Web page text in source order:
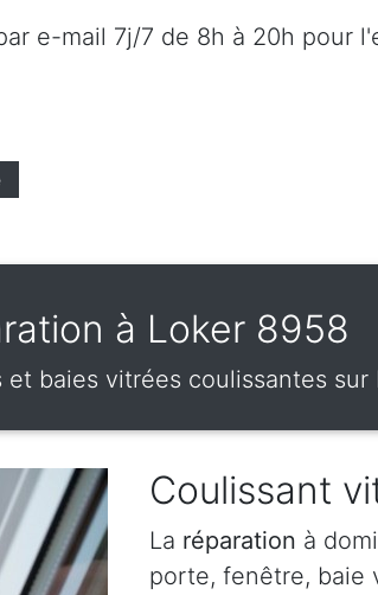
e-mail 7j/7 de 8h à 20h pour
à Loker 8958
baies vitrées coulissantes
Coulissant
La réparation à
porte, fenêtre, baie